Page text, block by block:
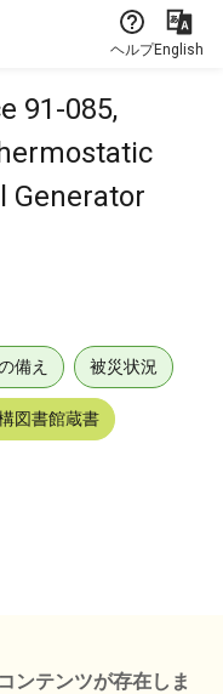
ヘルプEnglish
91-085,
Generator
備え 被災状況
図書館蔵書
ンテンツが存在しま